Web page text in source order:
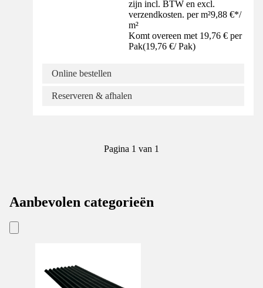
zijn incl. BTW en excl.
verzendkosten. per m²9,88 €*/
m²
Komt overeen met 19,76 € per
Pak(19,76 €/ Pak)
Online bestellen
Reserveren & afhalen
Pagina 1 van 1
Aanbevolen categorieën